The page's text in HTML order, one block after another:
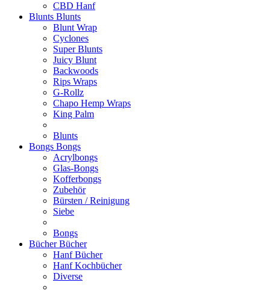
CBD Hanf
Blunts Blunts
Blunt Wrap
Cyclones
Super Blunts
Juicy Blunt
Backwoods
Rips Wraps
G-Rollz
Chapo Hemp Wraps
King Palm
Blunts
Bongs Bongs
Acrylbongs
Glas-Bongs
Kofferbongs
Zubehör
Bürsten / Reinigung
Siebe
Bongs
BücherBücher
Hanf Bücher
Hanf Kochbücher
Diverse